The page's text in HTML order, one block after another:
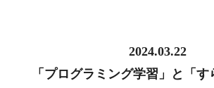
2024.03.22
「プログラミング学習」と「